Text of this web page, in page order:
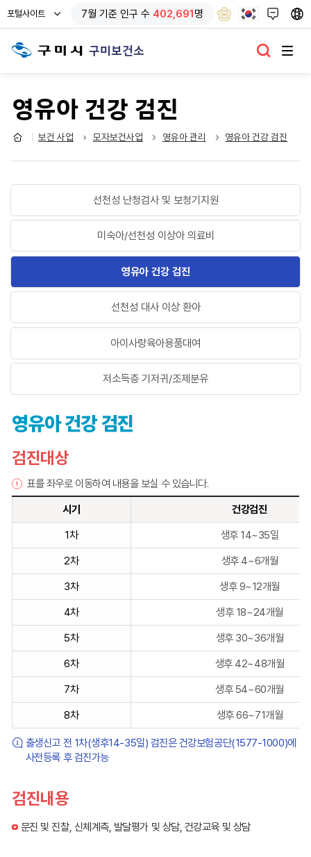
포털사이트 7월 기준 인구 수 402,691명
구미보건소
영유아 건강 검진
보건 사업 모자보건사업 영유아 관리 영유아 건강 검진
선천성 난청검사 및 보청기지원
미숙아/선천성 이상아 의료비
영유아 건강 검진
선천성 대사 이상 환아
아이사랑육아용품대여
저소득층 기저귀/조제분유
영유아 건강 검진
검진대상
표를 좌우로 이동하여 내용을 보실 수 있습니다.
건
상
진
차
령,
검
시기
건강검진
1차
생후 14~35일
2차
생후 4~6개월
3차
생후 9~12개월
4차
생후 18~24개월
5차
생후 30~36개월
6차
생후 42~48개월
7차
생후 54~60개월
8차
생후 66~71개월
출생신고 전 1차(생후14-35일) 검진은 건강보험공단(1577-1000)에
사전등록 후 검진가능
검진내용
문진 및 진찰, 신체계측, 발달평가 및 상담, 건강교육 및 상담